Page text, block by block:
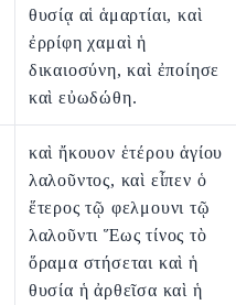
θυσίᾳ αἱ ἁμαρτίαι, καὶ
ἐρρίφη χαμαὶ ἡ
δικαιοσύνη, καὶ ἐποίησε
καὶ εὐωδώθη.
καὶ ἤκουον ἑτέρου ἁγίου
λαλοῦντος, καὶ εἶπεν ὁ
ἕτερος τῷ φελμουνι τῷ
λαλοῦντι Ἕως τίνος τὸ
ὅραμα στήσεται καὶ ἡ
θυσία ἡ ἀρθεῖσα καὶ ἡ